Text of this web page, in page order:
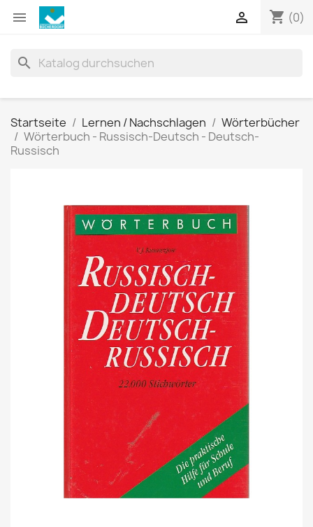
 shopping_cart (0)

search
Startseite Lernen / Nachschlagen
Wörterbücher
Wörterbuch - Russisch-Deutsch - Deutsch-
Russisch